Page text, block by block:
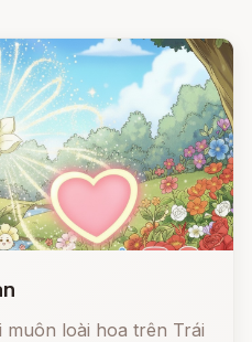
loài hoa trên Trái